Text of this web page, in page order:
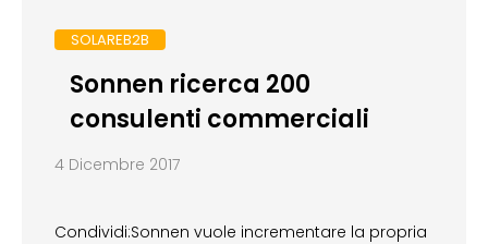
SOLAREB2B
Sonnen ricerca 200
consulenti commerciali
4 Dicembre 2017
Condividi:Sonnen vuole incrementare la propria